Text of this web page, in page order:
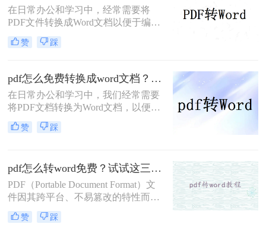
在日常办公和学习中，经常需要将
PDF文件转换成Word文档以便于编
辑。对于那些希望节省成本的用户来
说，使用免费工具进行转换是一个不
换word格式呢？本文将介绍两种常用
的免费PDF转Word的方法。
赞 踩
pdf怎么免费转换成word文档？教你3种实用方法!
在日常办公和学习中，我们经常需要
将PDF文档转换为Word文档，以便进
行编辑、修改和格式化。那么pdf怎么
免费转换成word文档呢？本文将介绍
赞 踩
pdf怎么转word免费？试试这三种方法！
PDF（Portable Document Format）文
件因其跨平台、不易篡改的特性而广
泛应用于各种场合。然而，在某些情
况下，我们可能需要将PDF文件转换
赞 踩